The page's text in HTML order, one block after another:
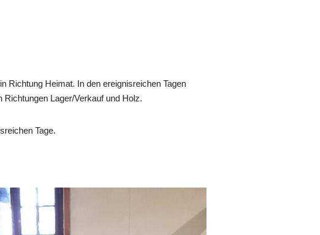
Richtung Heimat. In den ereignisreichen Tagen
Lager/Verkauf und Holz.
Tage.